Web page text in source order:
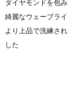
ダイヤモンドを包
綺麗なウェーブラ
より上品で洗練さ
した